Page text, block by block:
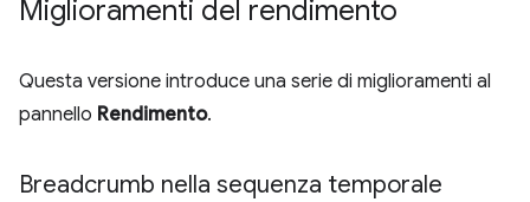
Miglioramenti del rendimento
Questa versione introduce una serie di miglioramenti al
pannello Rendimento.
Breadcrumb nella sequenza temporale